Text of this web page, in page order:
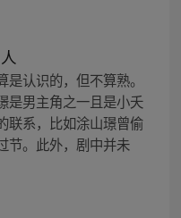
认识的，但不算熟。
是男主角之一且是小夭
联系，比如涂山璟曾偷
节。此外，剧中并未